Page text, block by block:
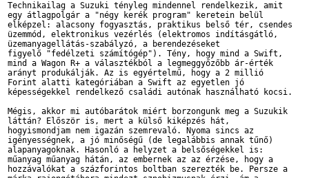
Technikailag a Suzuki tényleg mindennel rendelkezik, amit
egy átlagpolgár a "négy kerék program" keretein belül
elképzel: alacsony fogyasztás, praktikus belső tér, csendes
üzemmód, elektronikus vezérlés (elektromos indításgátló,
üzemanyagellátás-szabályzó, a berendezéseket
figyelő "fedélzeti számítógép"). Tény, hogy mind a Swift,
mind a Wagon R+ a választékból a legmeggyőzőbb ár-érték
arányt produkálják. Az is egyértelmű, hogy a 2 millió
Forint alatti kategóriában a Swift az egyetlen jó
képességekkel rendelkező családi autónak használható kocsi.
Mégis, akkor mi autóbarátok miért borzongunk meg a Suzukik
láttán? Először is, mert a külső kiképzés hát,
hogyismondjam nem igazán szemrevaló. Nyoma sincs az
igényességnek, a jó minőségű (de legalábbis annak tűnő)
alapanyagoknak. Hasonló a helyzet a belsőségekkel is:
műanyag műanyag hátán, az embernek az az érzése, hogy a
hozzávalókat a százforintos boltban szerezték be. Persze a